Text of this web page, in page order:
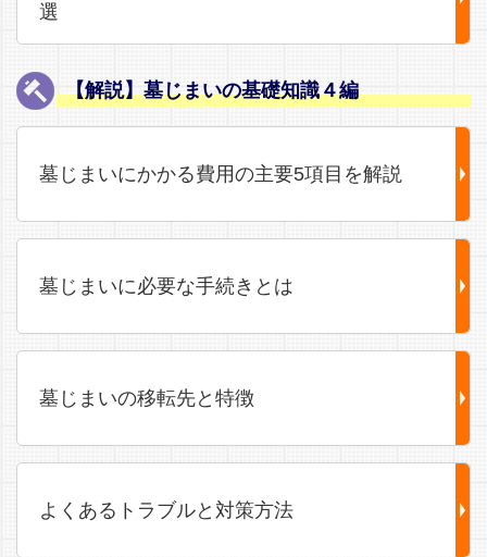
選
【解説】墓じまいの基礎知識４編
墓じまいにかかる費用の主要5項目を解説
墓じまいに必要な手続きとは
墓じまいの移転先と特徴
よくあるトラブルと対策方法